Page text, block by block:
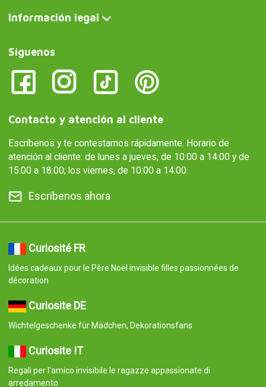
Información legal
Síguenos
Contacto y atención al cliente
Escríbenos y te contestamos rápidamente. Horario de
atención al cliente: de lunes a jueves, de 10:00 a 14:00 y de
15:00 a 18:00; los viernes, de 10:00 a 14:00.
Escríbenos ahora
Curiosité FR
Idées cadeaux pour le Père Noël invisible filles passionnées de
décoration
Curiosite DE
Wichtelgeschenke für Mädchen, Dekorationsfans
Curiosite IT
Regali per l'amico invisibile le ragazze appassionate di
arredamento